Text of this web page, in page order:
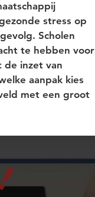
stress op
Scholen
te hebben voor
de inzet van
aanpak kies
met een groot